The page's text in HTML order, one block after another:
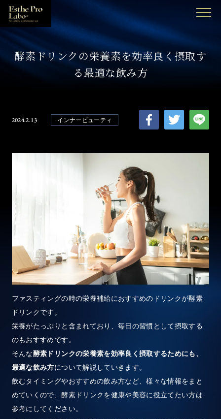
MENU
酵素ドリンクの栄養素を効率良く摂取す
る最適な飲み方
2024.2.13 インナービューティ
ファスティングの時の栄養補給におすすめのドリンクが酵素
ドリンクです。
栄養がたっぷりと含まれており、毎日の習慣として摂取する
のもおすすめです。
そんな酵素ドリンクの栄養素を効率良く摂取するためにも、
最適な飲み方について解説していきます。
飲むタイミングやおすすめの飲み方など、様々な情報をまと
めていくので、酵素ドリンクを健康や美容に役立てたい方は
参考にしてください。